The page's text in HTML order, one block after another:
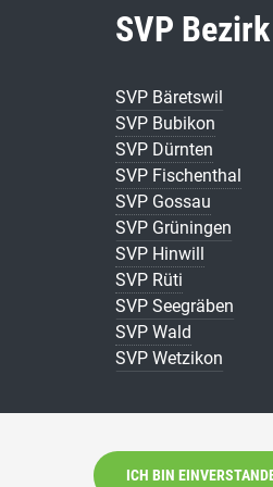
SVP
SVP Bäretswil
SVP Bubikon
SVP Dürnten
SVP Fischenthal
SVP Gossau
SVP Grüningen
SVP Hinwill
SVP Rüti
SVP Seegräben
SVP Wald
SVP Wetzikon
ICH BIN